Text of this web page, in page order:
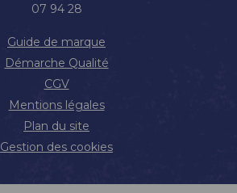
07 94 28
Guide de marque
Démarche Qualité
CGV
Mentions légales
Plan du site
Gestion des cookies